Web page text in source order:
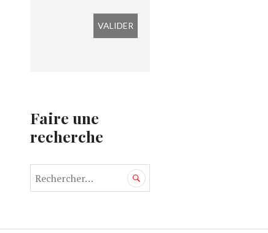
Faire une
recherche
e